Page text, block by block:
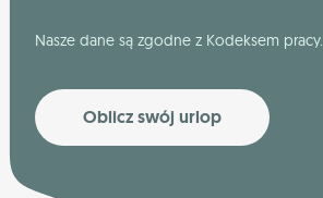
Nasze dane są zgodne z Kodeksem pracy.
Oblicz swój urlop